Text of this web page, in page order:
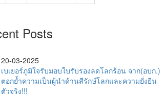
Posts
20-03-2025
เบเยอร์ภูมิใจรับมอบใบรับรองลดโลกร้อน จาก(อบก.)
ตอกย้ำความเป็นผู้นำด้านสีรักษ์โลกและความยั่งยืน
ตัวจริง!!!